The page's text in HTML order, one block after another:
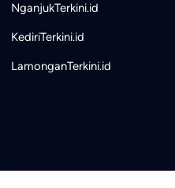
NganjukTerkini.id
KediriTerkini.id
LamonganTerkini.id